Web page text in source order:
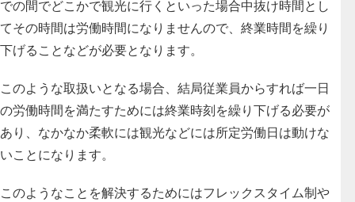
での間でどこかで観光に行くといった場合中抜け時間とし
てその時間は労働時間になりませんので、終業時間を繰り
下げることなどが必要となります。
このような取扱いとなる場合、結局従業員からすれば一日
の労働時間を満たすためには終業時刻を繰り下げる必要が
あり、なかなか柔軟には観光などには所定労働日は動けな
いことになります。
このようなことを解決するためにはフレックスタイム制や